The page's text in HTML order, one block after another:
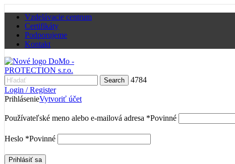
Vzdelávacie centrum
Certifikáty
Podporujeme
Kontakt
Search
4784
Login / Register
PrihlásenieVytvoriť účet
Používateľské meno alebo e-mailová adresa *Povinné
Heslo *Povinné
Prihlásiť sa